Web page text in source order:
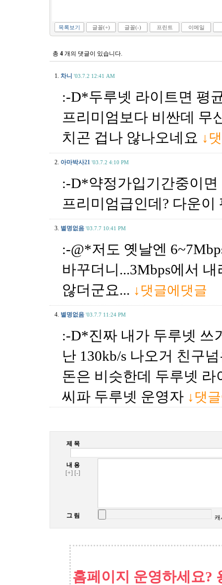
목록보기 글꼴(+) 글꼴(-) 프린트 이메일
총 4 개의 댓글이 있습니다.
1. 차니 '03.7.2 12:41 AM
:-D*두루넷 라이트면 평
프리미엄보다 비싼데 무
치곤 겁나 않나오네요 ↓
2. 아마박사21 '03.7.2 4:10 PM
:-D*약정가입기간중이
프리미엄급인데? 다운
3. 별명없음 '03.7.7 10:41 PM
:-@*저도 옛날엔
바꾸더니...3Mbps에서
않더군요... ↓댓글에댓글
4. 별명없음 '03.7.7 11:24 PM
:-D*진짜 내가 두루넷 쓰
난 130kb/s 나오거 친구
돈은 비슷한데 두루넷
씨파 두루넷 운영자 ↓댓
제 목
내 용
[+] [-]
그 림 캐
홈페이지 운영하세요?